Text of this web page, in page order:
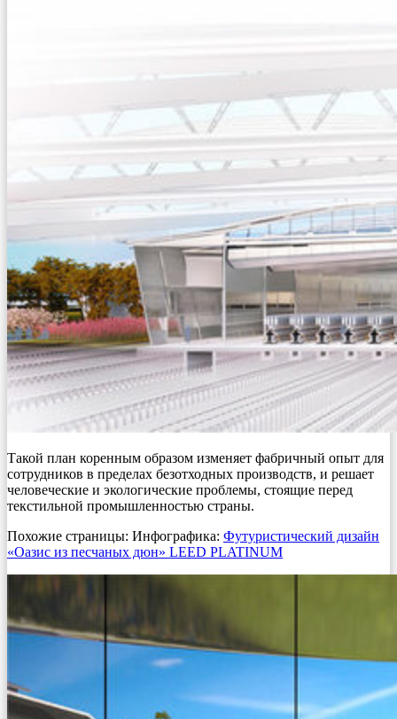
Такой план коренным образом изменяет фабричный опыт для
сотрудников в пределах безотходных производств, и решает
человеческие и экологические проблемы, стоящие перед
текстильной промышленностью страны.
Похожие страницы: Инфографика: Футуристический дизайн
«Оазис из песчаных дюн» LEED PLATINUM